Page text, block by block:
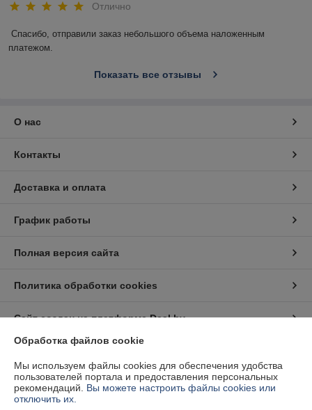
Отлично
Спасибо, отправили заказ небольшого объема наложенным
платежом.
Показать все отзывы
О нас
Контакты
Доставка и оплата
График работы
Полная версия сайта
Политика обработки cookies
Сайт создан на платформе Deal.by
Информация для покупателя
Юридическое лицо:Частное предприятие "Белэнергодеталь"
220040, г. Минск, ул. Тиражная д. 63, комн. 6
Обработка файлов cookie
Мы используем файлы cookies для обеспечения удобства
пользователей портала и предоставления персональных
рекомендаций. Вы можете настроить файлы cookies или
отключить их.